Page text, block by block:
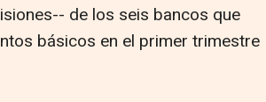
de los seis bancos que
básicos en el primer trimestre